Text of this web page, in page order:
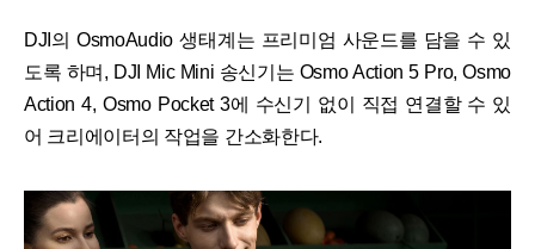
DJI의 OsmoAudio 생태계는 프리미엄 사운드를 담을 수 있
도록 하며, DJI Mic Mini 송신기는 Osmo Action 5 Pro, Osmo
Action 4, Osmo Pocket 3에 수신기 없이 직접 연결할 수 있
어 크리에이터의 작업을 간소화한다.